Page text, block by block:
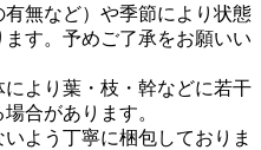
無など）や季節により状態
す。予めご了承をお願いい
より葉・枝・幹などに若干
合があります。
よう丁寧に梱包しておりま